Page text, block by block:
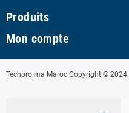
Produits
Mon compte
Techpro.ma Maroc Copyright © 2024.